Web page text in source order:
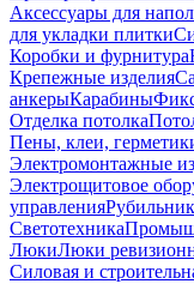
Аксессуары для
для укладки плитки
Коробки и фурнитура
Крепежные изделия
анкерыКарабины
Отделка потолка
Пены, клеи,
Электромонтажные
Электрощитовое
управления
Светотехника
ЛюкиЛюки
Силовая и